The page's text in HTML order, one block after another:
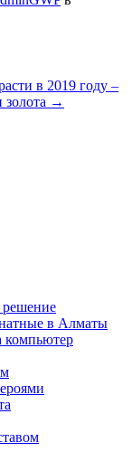
в 2019 году –
→
в Алматы
компьютер